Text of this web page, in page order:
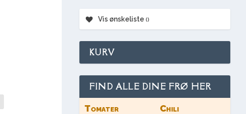
Vis ønskeliste
KURV
FIND ALLE DINE FRØ HER
Tomater Chili